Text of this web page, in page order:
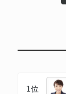
1位